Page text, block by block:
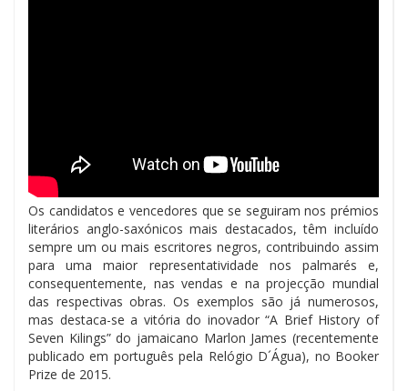
Os candidatos e vencedores que se seguiram nos prémios
literários anglo-saxónicos mais destacados, têm incluído
sempre um ou mais escritores negros, contribuindo assim
para uma maior representatividade nos palmarés e,
consequentemente, nas vendas e na projecção mundial
das respectivas obras. Os exemplos são já numerosos,
mas destaca-se a vitória do inovador “A Brief History of
Seven Kilings” do jamaicano Marlon James (recentemente
publicado em português pela Relógio D´Água), no Booker
Prize de 2015.